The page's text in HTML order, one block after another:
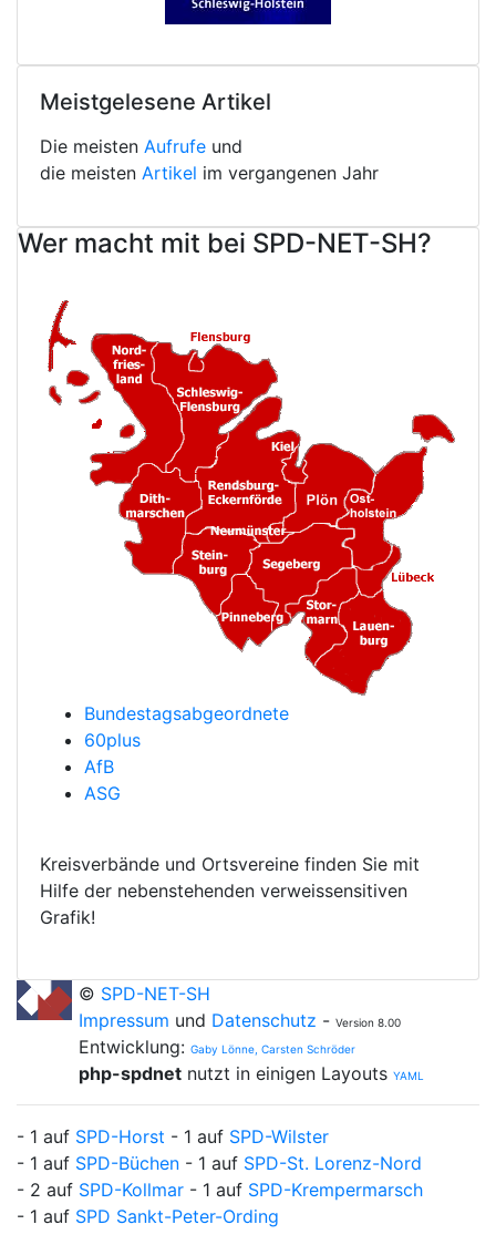
Meistgelesene Artikel
Die meisten Aufrufe und
die meisten Artikel im vergangenen Jahr
Wer macht mit bei SPD-NET-SH?
Bundestagsabgeordnete
60plus
AfB
ASG
Kreisverbände und Ortsvereine finden Sie mit
Hilfe der nebenstehenden verweissensitiven
Grafik!
© SPD-NET-SH
Impressum und Datenschutz - Version 8.00
Entwicklung: Gaby Lönne, Carsten Schröder
php-spdnet nutzt in einigen Layouts YAML
- 1 auf SPD-Horst - 1 auf SPD-Wilster
- 1 auf SPD-Büchen - 1 auf SPD-St. Lorenz-Nord
- 2 auf SPD-Kollmar - 1 auf SPD-Krempermarsch
- 1 auf SPD Sankt-Peter-Ording